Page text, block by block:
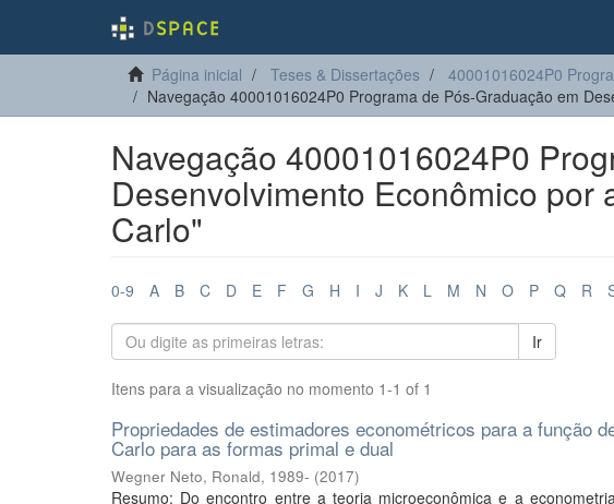
Página inicial Teses & Dissertações
40001016024P0
Navegação 40001016024P0 Programa de Pós-Graduação em
Navegação 40001016024P0
Desenvolvimento Econômico por
Carlo"
0-9 A B C D E F G H I J K L M N O P Q R
Ir
Itens para a visualização no momento 1-1 of 1
Propriedades de estimadores econométricos para a função
Carlo para as formas primal e dual
Wegner Neto, Ronald, 1989- (2017)
Resumo: Do encontro entre a teoria microeconômica e a